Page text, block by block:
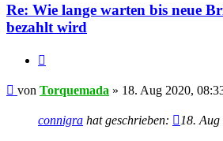
Re: Wie lange warten bis neue
bezahlt wird
Beitrag
von Torquemada » 18. Aug 2020,
connigra hat geschrieben: 18.